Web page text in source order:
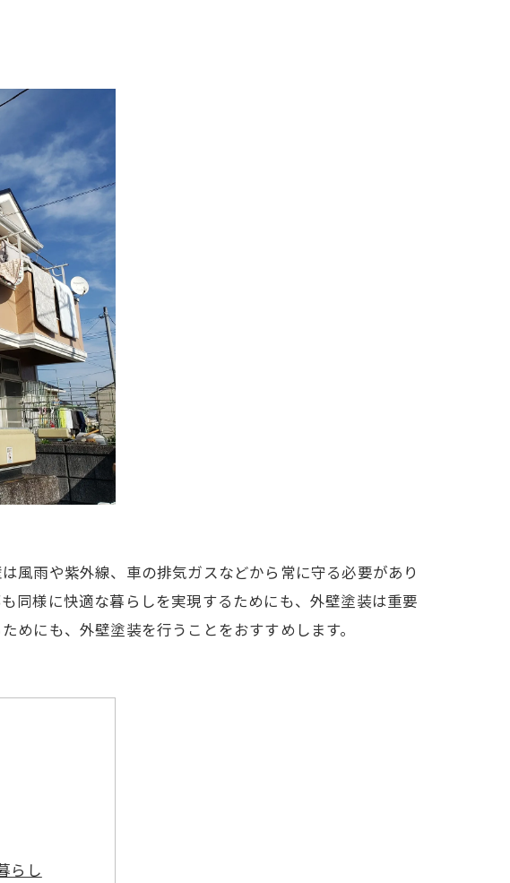
風雨や紫外線、車の排気ガスなどから常に守る必要があり
同様に快適な暮らしを実現するためにも、外壁塗装は重要
にも、外壁塗装を行うことをおすすめします。
らし